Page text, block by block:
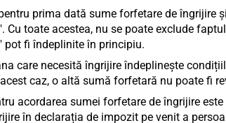
prima dată sume forfetare de îngrijire
Cu toate acestea, nu se poate exclude
pot fi îndeplinite în principiu.
care necesită îngrijire îndeplinește
caz, o altă sumă forfetară nu poate fi
acordarea sumei forfetare de îngrijire
în declarația de impozit pe venit a